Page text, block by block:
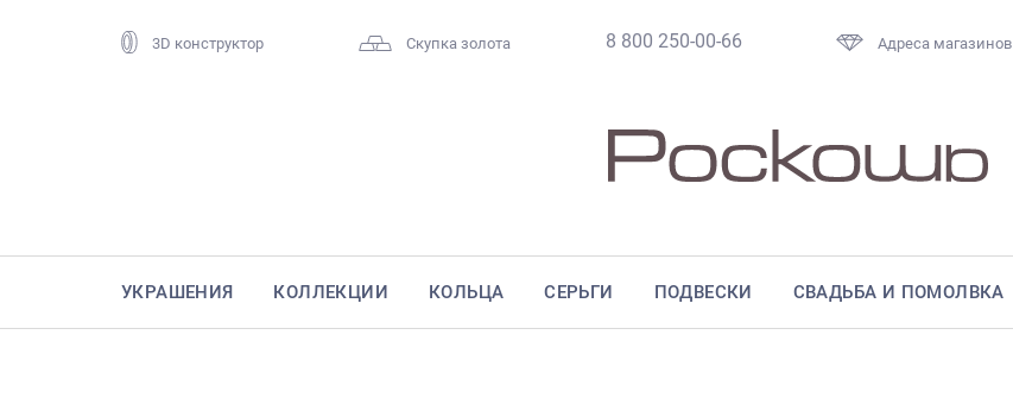
3D конструктор Скупка золота 8 800 250-00-66 Адреса магазинов
УКРАШЕНИЯ КОЛЛЕКЦИИ КОЛЬЦА СЕРЬГИ ПОДВЕСКИ СВАДЬБА И ПОМОЛВКА